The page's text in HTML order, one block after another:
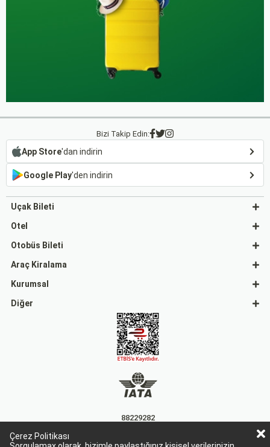
Çerez Politikası
Bizi Takip Edin:
App Store'dan indirin
Google Play'den indirin
Uçak Bileti
Otel
Otobüs Bileti
Araç Kiralama
Kurumsal
Diğer
88229282
15863